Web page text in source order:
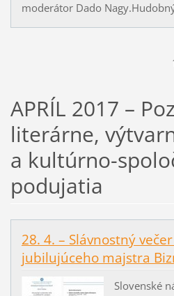
moderátor Dado
APRÍL 2017 –
literárne,
a kultúrno-
podujatia
28. 4. – Slávnostný
jubilujúceho majstra
Slovenské